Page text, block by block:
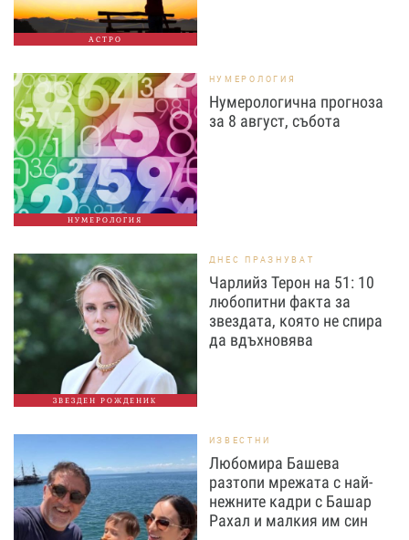
АСТРО
НУМЕРОЛОГИЯ
НУМЕРОЛОГИЯ
Нумерологична прогноза
за 8 август, събота
ЗВЕЗДЕН РОЖДЕНИК
ДНЕС ПРАЗНУВАТ
Чарлийз Терон на 51: 10
любопитни факта за
звездата, която не спира
да вдъхновява
ИЗВЕСТНИ
Любомира Башева
разтопи мрежата с най-
нежните кадри с Башар
Рахал и малкия им син